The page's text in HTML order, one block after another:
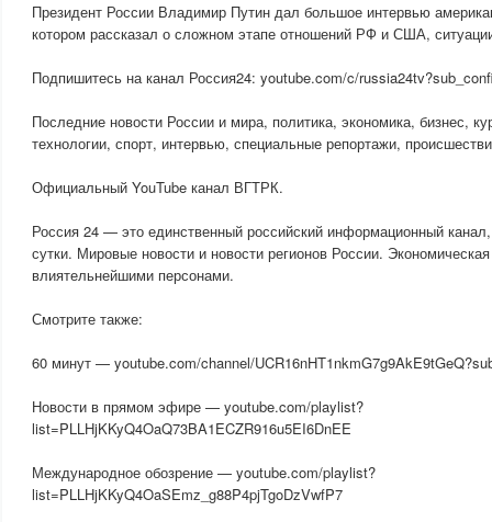
Президент России Владимир Путин дал большое интервью
котором рассказал о сложном этапе отношений РФ и США,
Подпишитесь на канал Россия24: youtube.com/c/
Последние новости России и мира, политика, экономика, бизнес,
технологии, спорт, интервью, специальные репортажи,
Официальный YouTube канал ВГТРК.
Россия 24 — это единственный российский информационный
сутки. Мировые новости и новости регионов России.
влиятельнейшими персонами.
Смотрите также:
60 минут — youtube.com/channel/
Новости в прямом эфире — youtube.com/playlist?
list=PLLHjKKyQ4OaQ73BA1ECZR916u5EI6DnEE
Международное обозрение — youtube.com/playlist?
list=PLLHjKKyQ4OaSEmz_g88P4pjTgoDzVwfP7